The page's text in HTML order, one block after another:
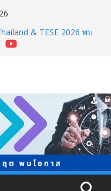
& TESE 2026 พบ
อร์สินค้า ลดใหญ่กว่า
วง” ในงาน Hug
ผยวิสัยทัศน์การศึกษาที่
โลยีดักจับคาร์บอนเครื่อง
นซีเมนต์สู่ Net Zero 2050
วประเทศ จัดประชุมใหญ่
ายทอดวิสัยทัศน์ธุรกิจ
กวง